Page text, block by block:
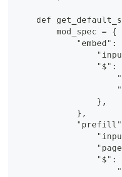
def
        mod_spec = {
"embed":
"$":
                },
            },
"$":